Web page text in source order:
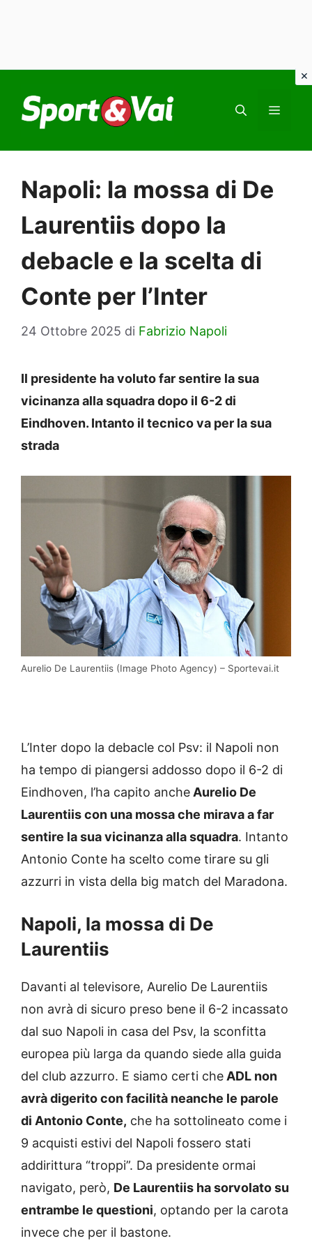
contenuto
Napoli: la mossa di De
Laurentiis dopo la
debacle e la scelta di
Conte per l’Inter
24 Ottobre 2025 di Fabrizio Napoli
Il presidente ha voluto far sentire la sua
vicinanza alla squadra dopo il 6-2 di
Eindhoven. Intanto il tecnico va per la sua
strada
Aurelio De Laurentiis (Image Photo Agency) – Sportevai.it
L’Inter dopo la debacle col Psv: il Napoli non
ha tempo di piangersi addosso dopo il 6-2 di
Eindhoven, l’ha capito anche Aurelio De
Laurentiis con una mossa che mirava a far
sentire la sua vicinanza alla squadra. Intanto
Antonio Conte ha scelto come tirare su gli
azzurri in vista della big match del Maradona.
Napoli, la mossa di De
Laurentiis
Davanti al televisore, Aurelio De Laurentiis
non avrà di sicuro preso bene il 6-2 incassato
dal suo Napoli in casa del Psv, la sconfitta
europea più larga da quando siede alla guida
del club azzurro. E siamo certi che ADL non
avrà digerito con facilità neanche le parole
di Antonio Conte, che ha sottolineato come i
9 acquisti estivi del Napoli fossero stati
addirittura “troppi”. Da presidente ormai
navigato, però, De Laurentiis ha sorvolato su
entrambe le questioni, optando per la carota
invece che per il bastone.